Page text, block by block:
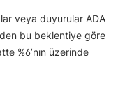
veya duyurular ADA
bu beklentiye göre
%6’nın üzerinde